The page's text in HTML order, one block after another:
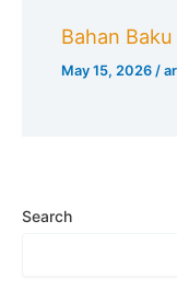
Bahan
May 15, 2026/
Search